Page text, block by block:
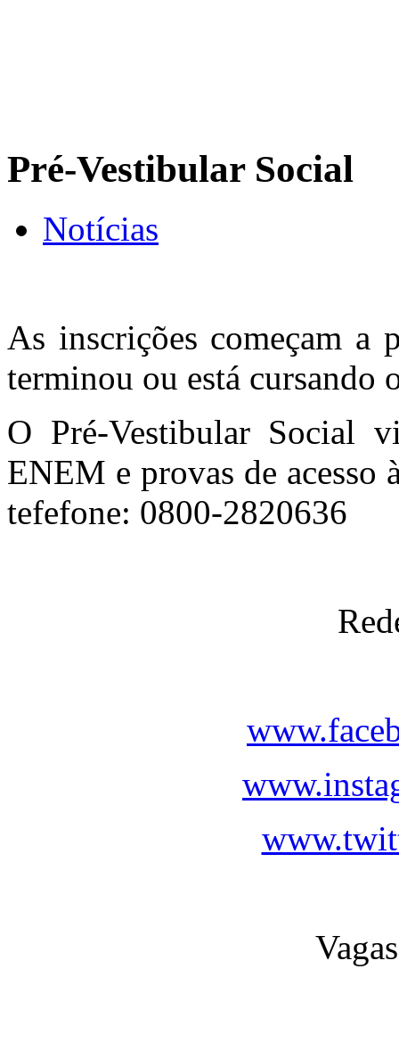
Pré-Vestibular Social
Notícias
As inscrições começam a
terminou ou está
O Pré-Vestibular Social
ENEM e provas de acesso
tefefone: 0800-2820636